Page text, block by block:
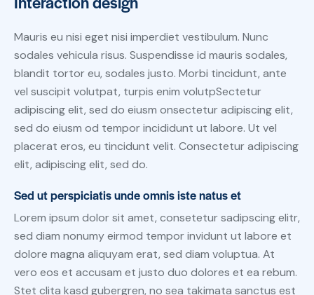
Mauris eu nisi eget nisi imperdiet vestibulum. Nunc
sodales vehicula risus. Suspendisse id mauris sodales,
blandit tortor eu, sodales justo. Morbi tincidunt, ante
vel suscipit volutpat, turpis enim volutpSectetur
adipiscing elit, sed do eiusm onsectetur adipiscing elit,
sed do eiusm od tempor incididunt ut labore. Ut vel
placerat eros, eu tincidunt velit. Consectetur adipiscing
elit, adipiscing elit, sed do.
Sed ut perspiciatis unde omnis iste natus et
Lorem ipsum dolor sit amet, consetetur sadipscing elitr,
sed diam nonumy eirmod tempor invidunt ut labore et
dolore magna aliquyam erat, sed diam voluptua. At
vero eos et accusam et justo duo dolores et ea rebum.
Stet clita kasd gubergren, no sea takimata sanctus est